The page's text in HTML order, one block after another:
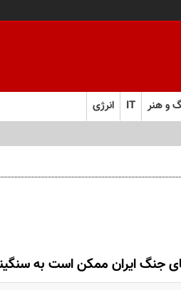
و هنر IT انرژی
جنگ ایران ممکن است به